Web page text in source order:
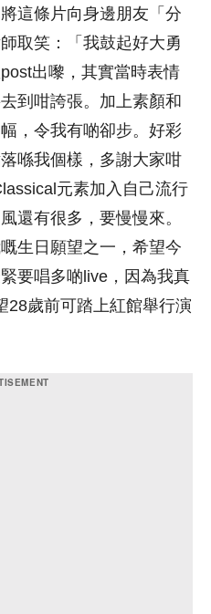
這條片向身邊朋友「分
取笑：「我鼓起好大勇
出嚟，其實當時表情
到咁誇張。加上素顏和
，令我有啲卻步。好彩
喺我個樣，多謝大家咁
元素加入自己流行
還有很多，要慢慢來。
生日願望之一，希望今
要唱多啲live，因為我真
28歲前可踏上紅館舉行演